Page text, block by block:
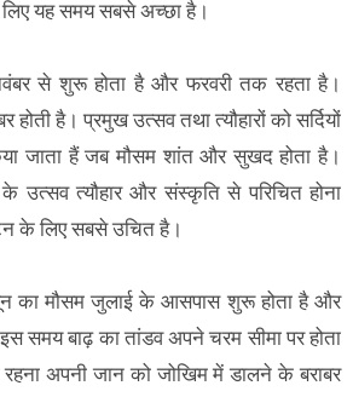
यह समय सबसे अच्छा है।
से शुरू होता है और फरवरी तक रहता है।
होती है। प्रमुख उत्सव तथा त्यौहारों को सर्दियों
जाता हैं जब मौसम शांत और सुखद होता है।
उत्सव त्यौहार और संस्कृति से परिचित होना
के लिए सबसे उचित है।
का मौसम जुलाई के आसपास शुरू होता है और
समय बाढ़ का तांडव अपने चरम सीमा पर होता
अपनी जान को जोखिम में डालने के बराबर